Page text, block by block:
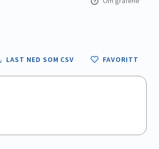
LAST NED SOM CSV FAVORITT